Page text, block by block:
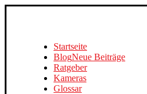
Startseite
BlogNeue Beiträge
Ratgeber
Kameras
Glossar